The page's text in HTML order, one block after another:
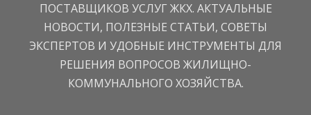
ПОСТАВЩИКОВ УСЛУГ ЖКХ. АКТУАЛЬНЫЕ
НОВОСТИ, ПОЛЕЗНЫЕ СТАТЬИ, СОВЕТЫ
ЭКСПЕРТОВ И УДОБНЫЕ ИНСТРУМЕНТЫ ДЛЯ
РЕШЕНИЯ ВОПРОСОВ ЖИЛИЩНО-
КОММУНАЛЬНОГО ХОЗЯЙСТВА.